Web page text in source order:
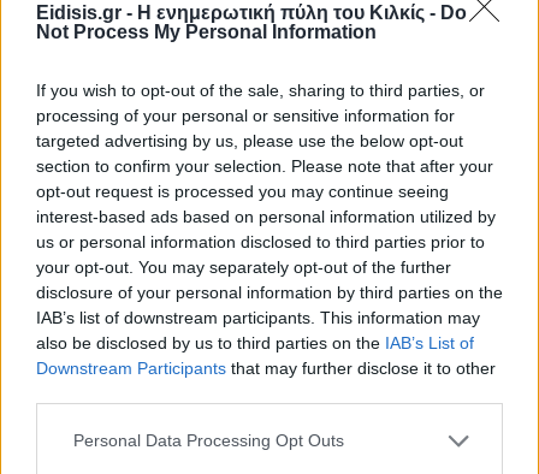
Eidisis.gr - Η ενημερωτική πύλη του Κιλκίς - Do
Not Process My Personal Information
If you wish to opt-out of the sale, sharing to third parties, or
processing of your personal or sensitive information for
targeted advertising by us, please use the below opt-out
section to confirm your selection. Please note that after your
opt-out request is processed you may continue seeing
interest-based ads based on personal information utilized by
us or personal information disclosed to third parties prior to
your opt-out. You may separately opt-out of the further
disclosure of your personal information by third parties on the
IAB’s list of downstream participants. This information may
also be disclosed by us to third parties on the IAB’s List of
Downstream Participants that may further disclose it to other
Personal Data Processing Opt Outs
Πρωινή 5-8-2026
Ειδήσεις